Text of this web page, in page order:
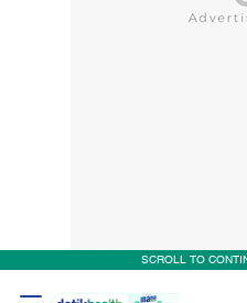
SCROLL TO